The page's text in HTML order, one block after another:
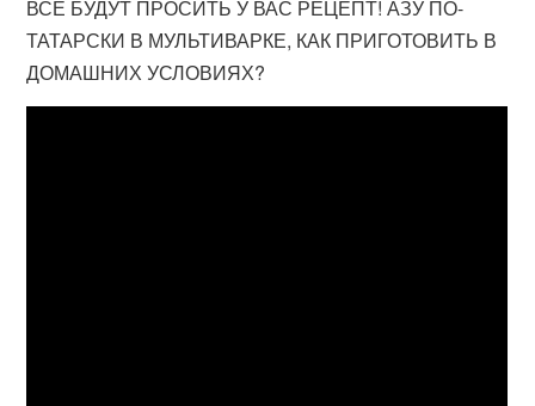
ВСЕ БУДУТ ПРОСИТЬ У ВАС РЕЦЕПТ! АЗУ ПО-
ТАТАРСКИ В МУЛЬТИВАРКЕ, КАК ПРИГОТОВИТЬ В
ДОМАШНИХ УСЛОВИЯХ?